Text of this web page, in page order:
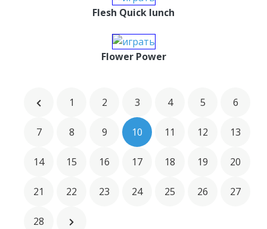
Flesh Quick lunch
Flower Power
1 2 3 4 5 6
7 8 9 10 11 12 13
14 15 16 17 18 19 20
21 22 23 24 25 26 27
28